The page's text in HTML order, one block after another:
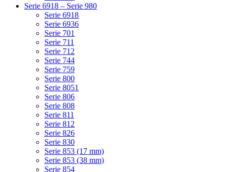
Serie 6918 – Serie 980
Serie 6918
Serie 6936
Serie 701
Serie 711
Serie 712
Serie 744
Serie 759
Serie 800
Serie 8051
Serie 806
Serie 808
Serie 811
Serie 812
Serie 826
Serie 830
Serie 853 (17 mm)
Serie 853 (38 mm)
Serie 854